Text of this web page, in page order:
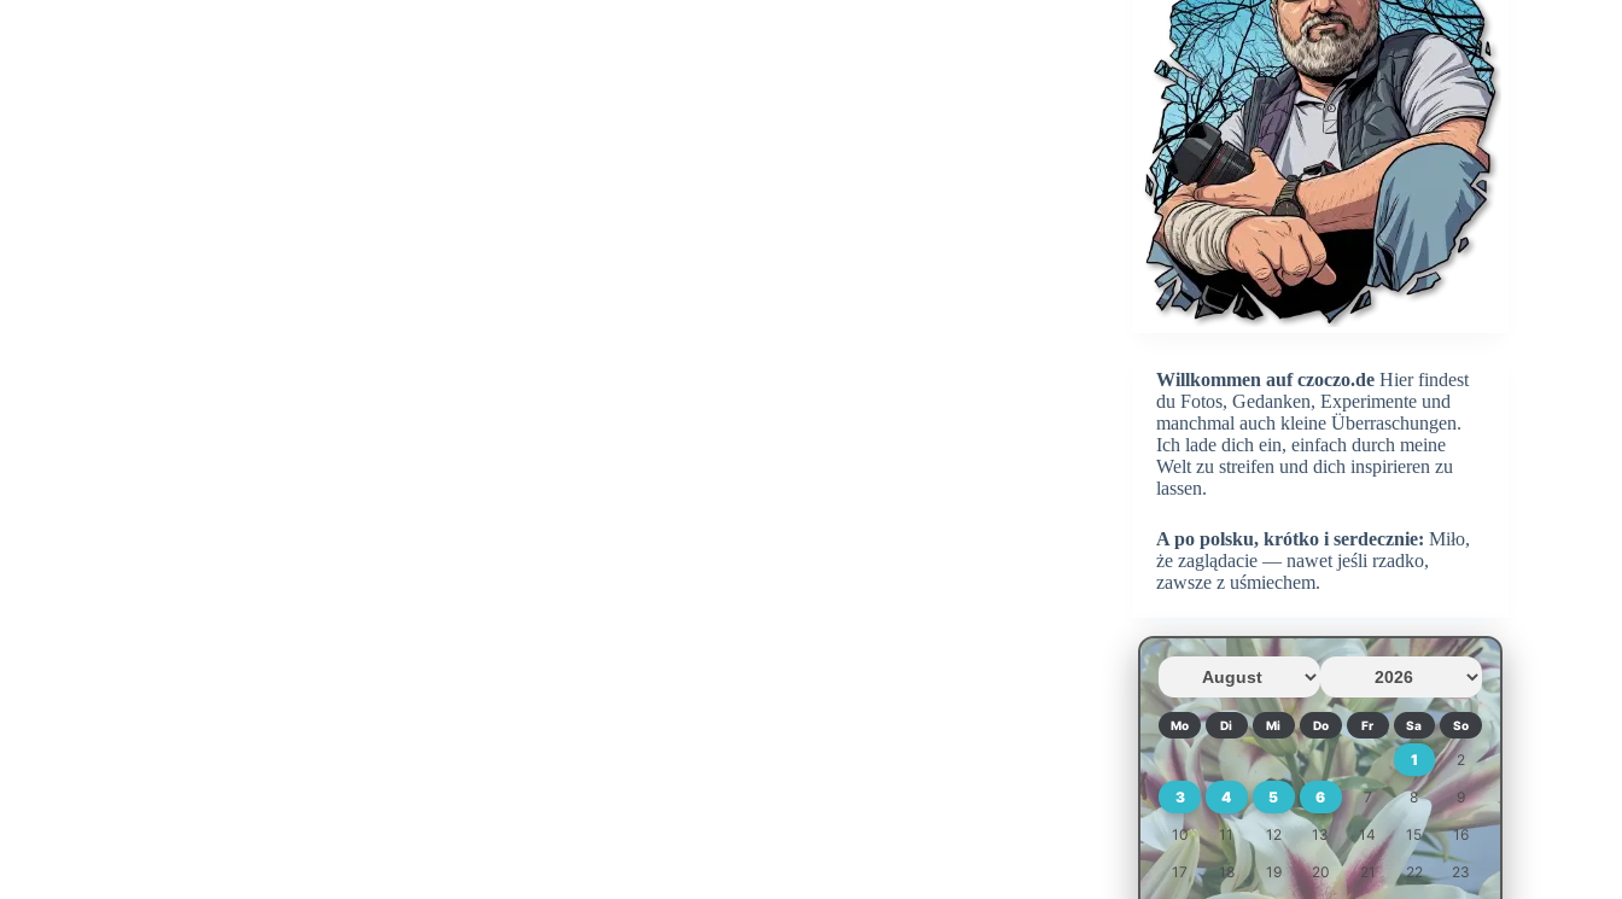
Willkommen auf czoczo.de Hier findest
du Fotos, Gedanken, Experimente und
manchmal auch kleine Überraschungen.
Ich lade dich ein, einfach durch meine
Welt zu streifen und dich inspirieren zu
lassen.
A po polsku, krótko i serdecznie: Miło,
że zaglądacie — nawet jeśli rzadko,
zawsze z uśmiechem.
Mo Di Mi Do Fr Sa So
1 2
3 4 5 6 7 8 9
10 11 12 13 14 15 16
17 18 19 20 21 22 23